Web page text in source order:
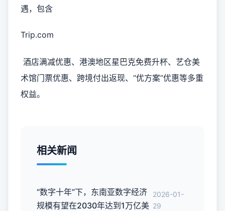
遇，包含
Trip.com
酒店满减优惠、港澳地区星巴克免费升杯、艺仓美
术馆门票优惠、跨境付出返现、“优方案”优惠等多重
权益。
相关新闻
“数字十年”下，东南亚数字经济
规模有望在2030年达到1万亿美
2026-01-
29